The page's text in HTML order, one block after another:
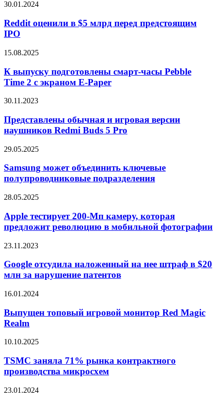
Buds
2
No-
Humidifier
Reddit
в
$5
млрд
предстоящим
30.01.2024
Reddit оценили в $5 млрд перед предстоящим
IPO
К
подготовлены
смарт-
часы
Time
с
экраном
Paper
15.08.2025
К выпуску подготовлены смарт-часы Pebble
Time 2 с экраном E-Paper
Представлены
и
игровая
версии
Redmi
5
Pro
30.11.2023
Представлены обычная и игровая версии
наушников Redmi Buds 5 Pro
Samsung
объединить
ключевые
полупроводниковые
29.05.2025
Samsung может объединить ключевые
полупроводниковые подразделения
Apple
200-
Мп
камеру,
предложит
в
мобильной
28.05.2025
Apple тестирует 200-Мп камеру, которая
предложит революцию в мобильной фотографии
Google
наложенный
нее
в
млн
за
патентов
23.11.2023
Google отсудила наложенный на нее штраф в $20
млн за нарушение патентов
Выпущен
игровой
монитор
Red
Realm
16.01.2024
Выпущен топовый игровой монитор Red Magic
Realm
TSMC
71%
контрактного
микросхем
10.10.2025
TSMC заняла 71% рынка контрактного
производства микросхем
Представлены
23.01.2024